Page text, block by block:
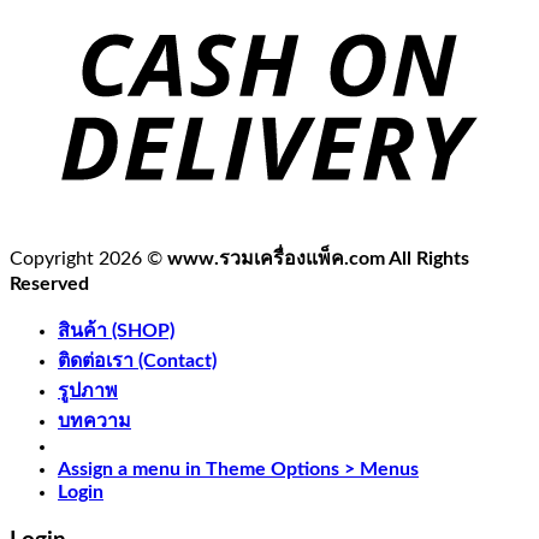
Copyright 2026 © www.รวมเครื่องแพ็ค.com All Rights
Reserved
สินค้า (SHOP)
ติดต่อเรา (Contact)
รูปภาพ
บทความ
Assign a menu in Theme Options > Menus
Login